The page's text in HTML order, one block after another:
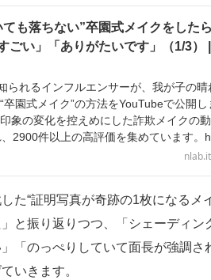
ても落ちない”卒園式メイクをし
ごい」「ありがたいです」（1/3）
られるインフルエンサーが、我が子の晴
園式メイク”の方法をYouTubeで公開し
象の変化を控えめにした詐欺メイクの
2900件以上の高評価を集めています。
“証明写真が奇跡の1枚になるメ
と振り返りつつ、「シェーディン
「のっぺりしていて面長が強調さ
いきます。